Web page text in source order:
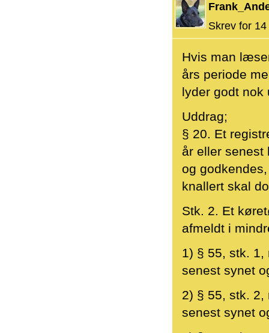
Skrev for
Hvis man
års periode
lyder godt
Uddrag;
§ 20. Et
år eller
og
knallert skal
Stk. 2. Et
afmeldt i
1) § 55, stk. 1,
senest synet
2) § 55, stk. 2,
senest synet